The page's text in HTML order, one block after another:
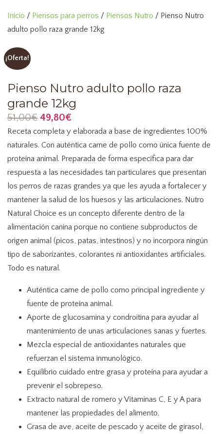
contenido
Inicio / Piensos para perros / Piensos Nutro / Pienso Nutro
adulto pollo raza grande 12kg
¡Oferta!
Pienso Nutro adulto pollo raza
grande 12kg
51,00€ El
precio
original
era:
51,00€.
49,80€El
precio
actual
es:
49,80€.
Receta completa y elaborada a base de ingredientes 100%
naturales. Con auténtica carne de pollo como única fuente de
proteína animal. Preparada de forma específica para dar
respuesta a las necesidades tan particulares que presentan
los perros de razas grandes ya que les ayuda a fortalecer y
mantener la salud de los huesos y las articulaciones. Nutro
Natural Choice es un concepto diferente dentro de la
alimentación canina porque no contiene subproductos de
origen animal (picos, patas, intestinos) y no incorpora ningún
tipo de saborizantes, colorantes ni antioxidantes artificiales.
Todo es natural.
Auténtica carne de pollo como principal ingrediente y
fuente de proteína animal.
Aporte de glucosamina y condroitina para ayudar al
mantenimiento de unas articulaciones sanas y fuertes.
Mezcla especial de antioxidantes naturales que
refuerzan el sistema inmunológico.
Equilibrio cuidado entre grasa y proteína para ayudar a
prevenir el sobrepeso.
Extracto natural de romero y Vitaminas C, E y A para
mantener las propiedades del alimento.
Grasa de ave, aceite de pescado y aceite de girasol,